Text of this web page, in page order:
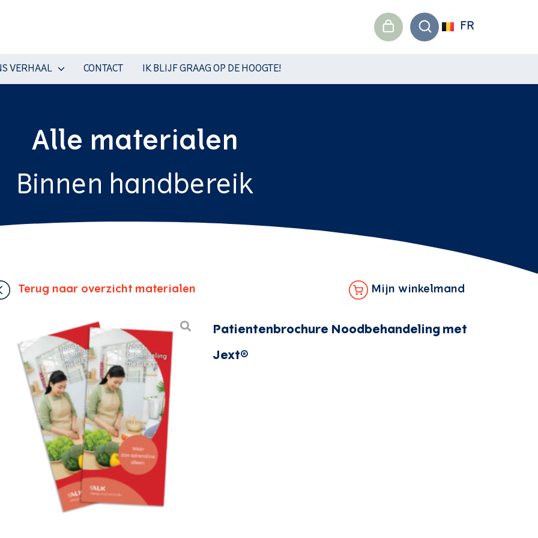
FR
VERHAAL CONTACT IK BLIJF GRAAG OP DE HOOGTE!
Alle materialen
Binnen handbereik
Terug naar overzicht materialen Mijn winkelmand
Patientenbrochure Noodbehandeling met
Jext®